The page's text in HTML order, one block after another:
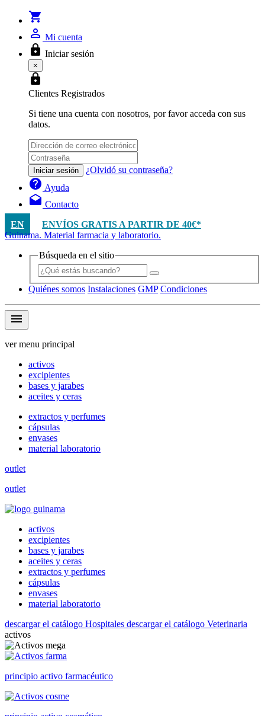
shopping_cart
person_outline Mi cuenta
lock Iniciar sesión
×
lock
Clientes Registrados
Si tiene una cuenta con nosotros, por favor acceda con sus
datos.
Iniciar sesión ¿Olvidó su contraseña?
help Ayuda
drafts Contacto
EN
ENVÍOS GRATIS A PARTIR DE 40€*
Guinama. Material farmacia y laboratorio.
Búsqueda en el sitio
Quiénes somos Instalaciones GMP Condiciones
menu
ver menu principal
activos
excipientes
bases y jarabes
aceites y ceras
extractos y perfumes
cápsulas
envases
material laboratorio
outlet
outlet
activos
excipientes
bases y jarabes
aceites y ceras
extractos y perfumes
cápsulas
envases
material laboratorio
descargar el catálogo Hospitales descargar el catálogo Veterinaria
activos
principio activo farmacéutico